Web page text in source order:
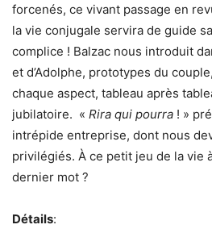
forcenés, ce vivant passage en
la vie conjugale servira de guide
complice ! Balzac nous introduit
et d’Adolphe, prototypes du
chaque aspect, tableau après
jubilatoire. « Rira qui pourra ! »
intrépide entreprise, dont nous
privilégiés. À ce petit jeu de la vie
dernier mot ?
Détails: